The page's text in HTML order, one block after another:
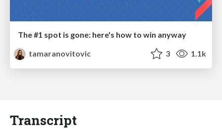
The #1 spot is gone: here's how to win anyway
tamaranovitovic
3 1.1k
Transcript